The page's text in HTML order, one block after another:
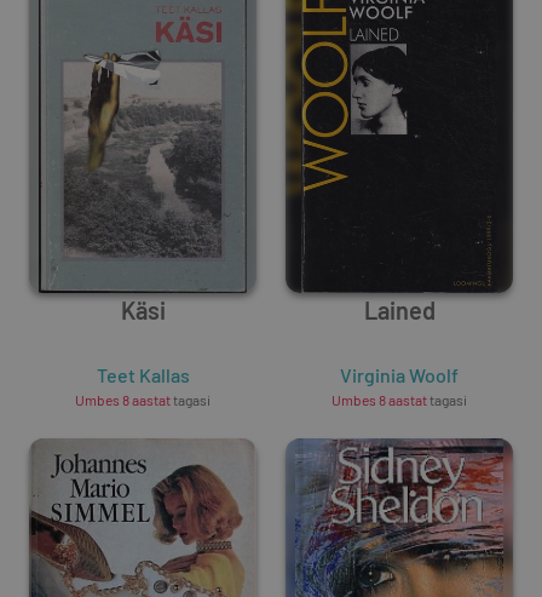
Käsi
Teet Kallas
Umbes 8 aastattagasi
Lained
Virginia Woolf
Umbes 8 aastattagasi